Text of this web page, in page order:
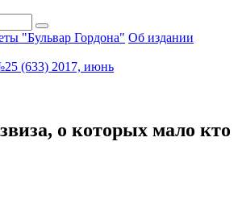
"Бульвар Гордона" Об издании
(633) 2017, июнь
о которых мало кто